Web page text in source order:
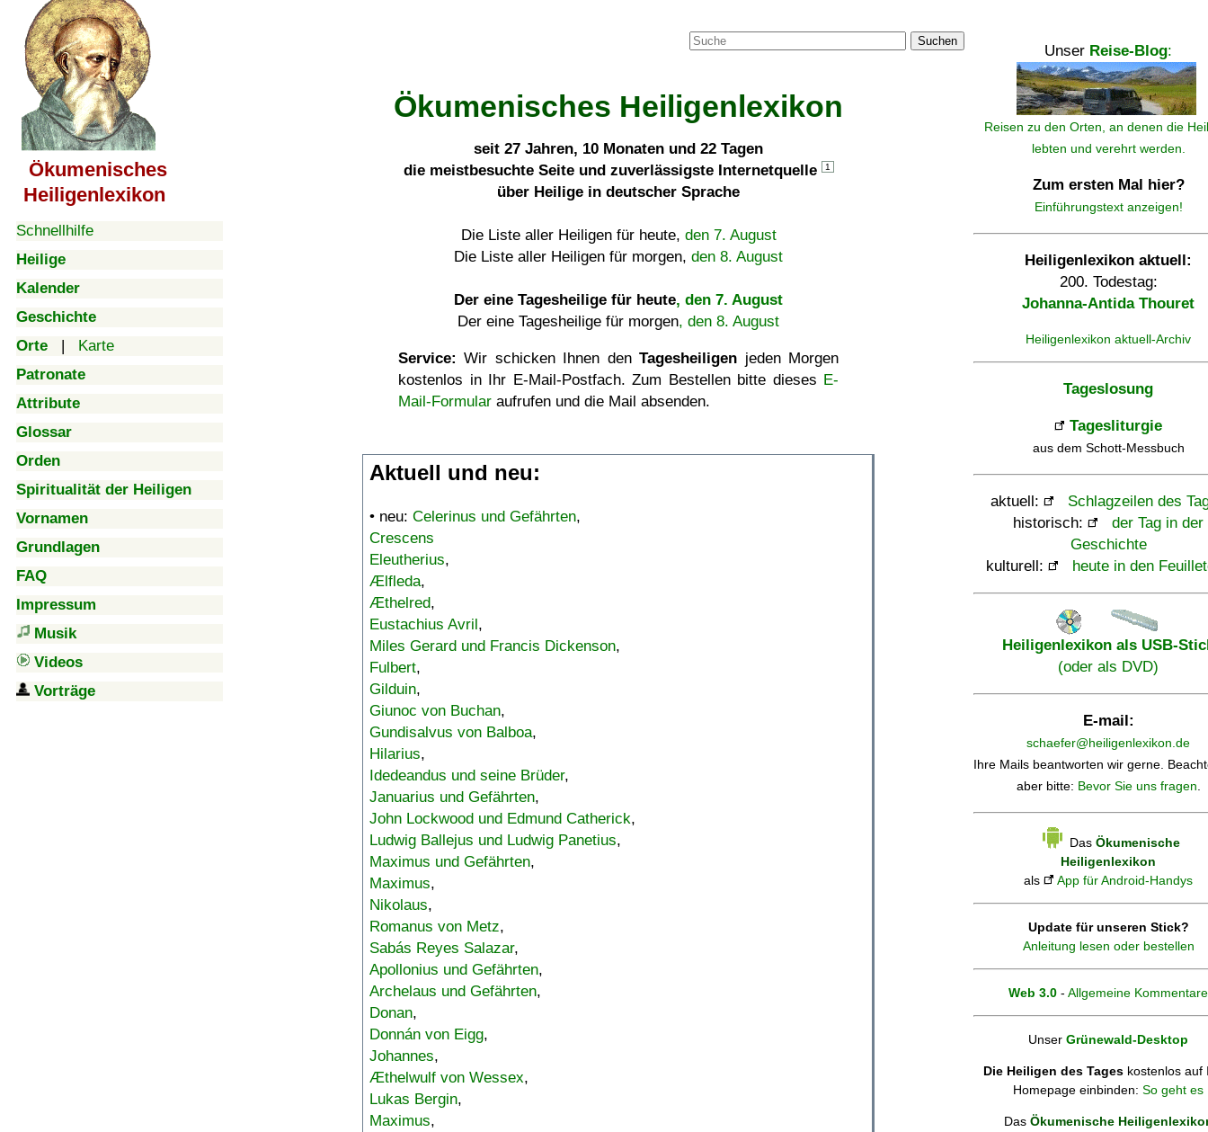
Ökumenisches
Heiligenlexikon
Schnellhilfe
Heilige
Kalender
Geschichte
Orte | Karte
Patronate
Attribute
Glossar
Orden
Spiritualität der Heiligen
Vornamen
Grundlagen
FAQ
Impressum
Musik
Videos
Vorträge
Suchen
Ökumenisches Heiligenlexikon
seit 27 Jahren, 10 Monaten und 22 Tagen
die meistbesuchte Seite und zuverlässigste Internetquelle
1
über Heilige in deutscher Sprache
Die Liste aller Heiligen für heute, den 7. August
Die Liste aller Heiligen für morgen, den 8. August
Der eine Tagesheilige für heute, den 7. August
Der eine Tagesheilige für morgen, den 8. August
Service: Wir schicken Ihnen denTagesheiligen jeden Morgen
kostenlos in Ihr E-Mail-Postfach. Zum Bestellen bitte dieses E-
Mail-Formular aufrufen und die Mail absenden.
Aktuell und neu:
• neu: Celerinus und Gefährten,
Crescens
Eleutherius,
Ælfleda,
Æthelred,
Eustachius Avril,
Miles Gerard und Francis Dickenson,
Fulbert,
Gilduin,
Giunoc von Buchan,
Gundisalvus von Balboa,
Hilarius,
Idedeandus und seine Brüder,
Januarius und Gefährten,
John Lockwood und Edmund Catherick,
Ludwig Ballejus und Ludwig Panetius,
Maximus und Gefährten,
Maximus,
Nikolaus,
Romanus von Metz,
Sabás Reyes Salazar,
Apollonius und Gefährten,
Archelaus und Gefährten,
Donan,
Donnán von Eigg,
Johannes,
Æthelwulf von Wessex,
Lukas Bergin,
Maximus,
Unser Reise-Blog:
Reisen zu den Orten, an denen die
lebten und verehrt werden.
Zum ersten Mal hier?
Einführungstext anzeigen!
Heiligenlexikon aktuell:
200. Todestag:
Johanna-Antida Thouret
Heiligenlexikon aktuell-Archiv
Tageslosung
Tagesliturgie
aus dem Schott-Messbuch
aktuell:
Schlagzeilen des
historisch:
der Tag in der
Geschichte
kulturell:
heute in den
Heiligenlexikon als USB-
(oder als DVD)
E-mail:
schaefer@heiligenlexikon.de
Ihre Mails beantworten wir gerne.
aber bitte: Bevor Sie uns fragen.
Das Ökumenische
Heiligenlexikon
als
App für Android-Handys
Update für unseren Stick?
Anleitung lesen oder bestellen
Web 3.0 - Allgemeine Kommentare
Unser Grünewald-Desktop
Die Heiligen des Tages kostenlos auf
Homepage einbinden: So geht es
Das Ökumenische